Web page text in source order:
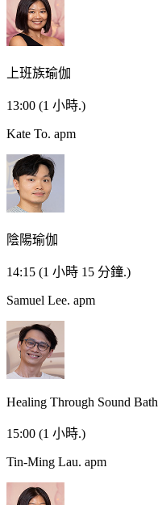
上班族瑜伽
13:00 (1 小時.)
Kate To. apm
陰陽瑜伽
14:15 (1 小時 15 分鐘.)
Samuel Lee. apm
Healing Through Sound Bath
15:00 (1 小時.)
Tin-Ming Lau. apm